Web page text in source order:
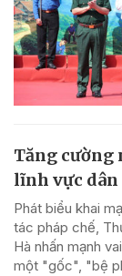
Tăng cường
lĩnh vực dân
Phát biểu khai
tác pháp chế,
Hà nhấn mạnh
một "gốc", "bệ